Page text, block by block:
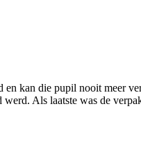
kan die pupil nooit meer
Als laatste was de